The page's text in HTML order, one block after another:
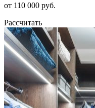
от 110 000 руб.
Рассчитать